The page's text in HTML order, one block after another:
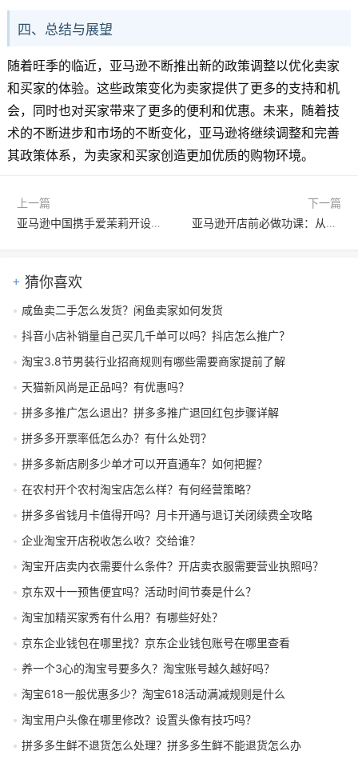
四、总结与展望
随着旺季的临近，亚马逊不断推出新的政策调整以优化卖家
和买家的体验。这些政策变化为卖家提供了更多的支持和机
会，同时也对买家带来了更多的便利和优惠。未来，随着技
术的不断进步和市场的不断变化，亚马逊将继续调整和完善
其政策体系，为卖家和买家创造更加优质的购物环境。
上一篇
亚马逊中国携手爱茉莉开设环球大牌馆，引进高端美妆品牌
下一篇
亚马逊开店前必做功课：从市场调研到品牌建设的全方位指南
猜你喜欢
咸鱼卖二手怎么发货？闲鱼卖家如何发货
抖音小店补销量自己买几千单可以吗？抖店怎么推广？
淘宝3.8节男装行业招商规则有哪些需要商家提前了解
天猫新风尚是正品吗？有优惠吗？
拼多多推广怎么退出？拼多多推广退回红包步骤详解
拼多多开票率低怎么办？有什么处罚？
拼多多新店刷多少单才可以开直通车？如何把握？
在农村开个农村淘宝店怎么样？有何经营策略？
拼多多省钱月卡值得开吗？月卡开通与退订关闭续费全攻略
企业淘宝开店税收怎么收？交给谁？
淘宝开店卖内衣需要什么条件？开店卖衣服需要营业执照吗？
京东双十一预售便宜吗？活动时间节奏是什么？
淘宝加精买家秀有什么用？有哪些好处？
京东企业钱包在哪里找？京东企业钱包账号在哪里查看
养一个3心的淘宝号要多久？淘宝账号越久越好吗？
淘宝618一般优惠多少？淘宝618活动满减规则是什么
淘宝用户头像在哪里修改？设置头像有技巧吗？
拼多多生鲜不退货怎么处理？拼多多生鲜不能退货怎么办